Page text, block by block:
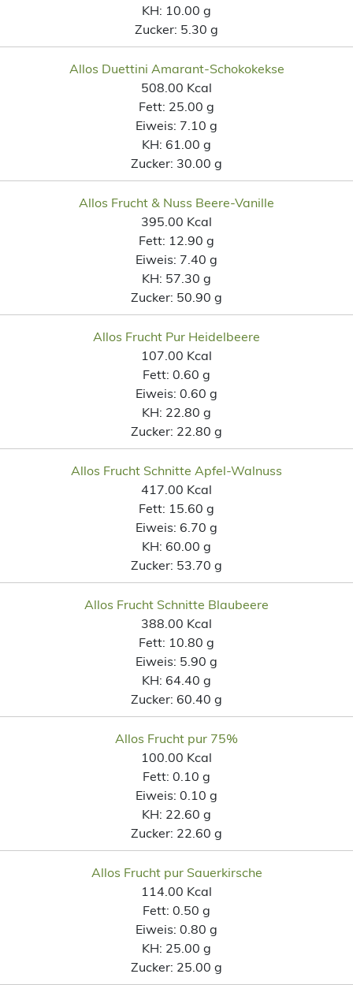
KH: 10.00 g
Zucker: 5.30 g
Allos Duettini Amarant-Schokokekse
508.00 Kcal
Fett: 25.00 g
Eiweis: 7.10 g
KH: 61.00 g
Zucker: 30.00 g
Allos Frucht & Nuss Beere-Vanille
395.00 Kcal
Fett: 12.90 g
Eiweis: 7.40 g
KH: 57.30 g
Zucker: 50.90 g
Allos Frucht Pur Heidelbeere
107.00 Kcal
Fett: 0.60 g
Eiweis: 0.60 g
KH: 22.80 g
Zucker: 22.80 g
Allos Frucht Schnitte Apfel-Walnuss
417.00 Kcal
Fett: 15.60 g
Eiweis: 6.70 g
KH: 60.00 g
Zucker: 53.70 g
Allos Frucht Schnitte Blaubeere
388.00 Kcal
Fett: 10.80 g
Eiweis: 5.90 g
KH: 64.40 g
Zucker: 60.40 g
Allos Frucht pur 75%
100.00 Kcal
Fett: 0.10 g
Eiweis: 0.10 g
KH: 22.60 g
Zucker: 22.60 g
Allos Frucht pur Sauerkirsche
114.00 Kcal
Fett: 0.50 g
Eiweis: 0.80 g
KH: 25.00 g
Zucker: 25.00 g